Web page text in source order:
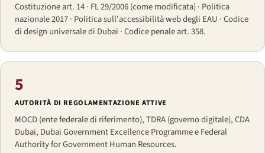
Costituzione art. 14 · FL 29/2006 (come modificata) · Politica
nazionale 2017 · Politica sull'accessibilità web degli EAU · Codice
di design universale di Dubai · Codice penale art. 358.
5
AUTORITÀ DI REGOLAMENTAZIONE ATTIVE
MOCD (ente federale di riferimento), TDRA (governo digitale), CDA
Dubai, Dubai Government Excellence Programme e Federal
Authority for Government Human Resources.